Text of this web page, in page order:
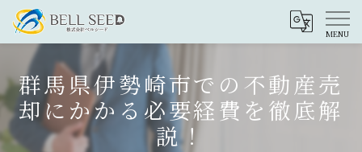
群馬県伊勢崎市での不動産売
却にかかる必要経費を徹底解
説！